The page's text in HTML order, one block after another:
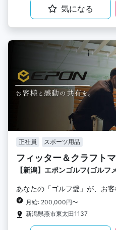
気になる
正社員 スポーツ用品
フィッター＆クラフト
【新潟】エポンゴルフ(ゴルフ
あなたの「ゴルフ愛」が、お客
月給: 200,000円〜
新潟県燕市東太田1137